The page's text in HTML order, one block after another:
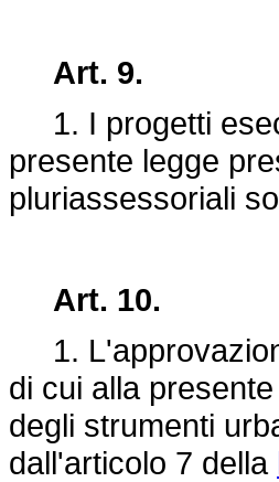
Art. 9.
1. I progetti
presente legge
pluriassessoriali
Art. 10.
1.
di cui alla
degli strumenti
dall'articolo 7 della